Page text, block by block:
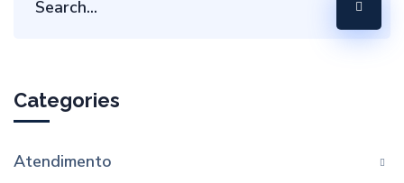
Categories
Atendimento